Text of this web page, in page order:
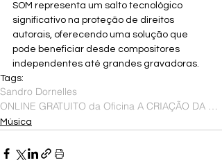
SOM representa um salto tecnológico
significativo na proteção de direitos
autorais, oferecendo uma solução que
pode beneficiar desde compositores
independentes até grandes gravadoras.
Tags:
Sandro Dornelles
ONLINE GRATUITO da Oficina A CRIAÇÃO DA LETRA NA CANÇÃO!
Música